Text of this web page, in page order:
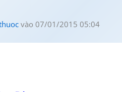
vào 07/01/2015 05:04